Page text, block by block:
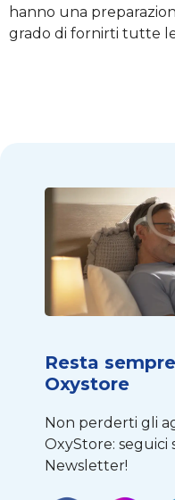
hanno una
grado di fornirti tutte
Resta
Oxystore
Non perderti gli
OxyStore: seguici
Newsletter!